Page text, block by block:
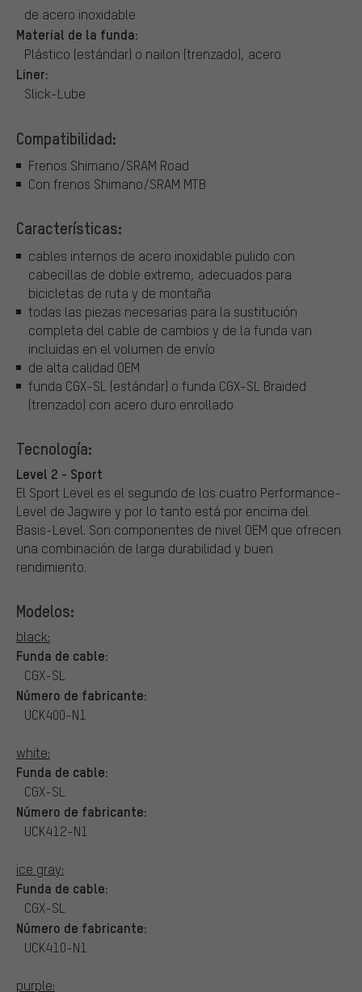
de acero inoxidable
Material de la funda:
Plástico (estándar) o nailon (trenzado), acero
Liner:
Slick-Lube
Compatibilidad:
Frenos Shimano/SRAM Road
Con frenos Shimano/SRAM MTB
Características:
cables internos de acero inoxidable pulido con
cabecillas de doble extremo, adecuados para
bicicletas de ruta y de montaña
todas las piezas necesarias para la sustitución
completa del cable de cambios y de la funda van
incluidas en el volumen de envío
de alta calidad OEM
funda CGX-SL (estándar) o funda CGX-SL Braided
(trenzado) con acero duro enrollado
Tecnología:
Level 2 - Sport
El Sport Level es el segundo de los cuatro Performance-
Level de Jagwire y por lo tanto está por encima del
Basis-Level. Son componentes de nivel OEM que ofrecen
una combinación de larga durabilidad y buen
rendimiento.
Modelos:
black:
Funda de cable:
CGX-SL
Número de fabricante:
UCK400-N1
white:
Funda de cable:
CGX-SL
Número de fabricante:
UCK412-N1
ice gray:
Funda de cable:
CGX-SL
Número de fabricante:
UCK410-N1
purple: